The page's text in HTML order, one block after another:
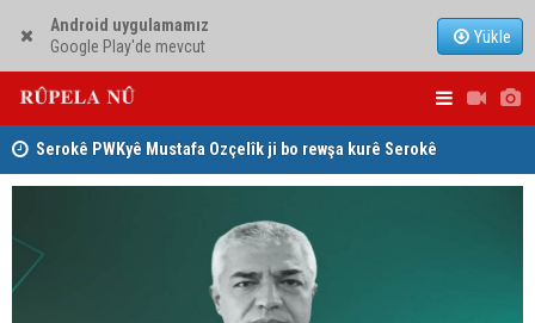
Android uygulamamız
Google Play'de mevcut
Yükle
Serokê PWKyê Mustafa Ozçelîk ji bo rewşa kurê Serokê
PAKê Husên Yezdanpena li gel wî axivî